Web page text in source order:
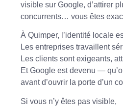
visible sur Google, d’attirer
concurrents… vous êtes
À Quimper, l’identité locale
Les entreprises travaillent
Les clients sont exigeants,
Et Google est devenu —
avant d’ouvrir la porte d’un
Si vous n’y êtes pas visible,